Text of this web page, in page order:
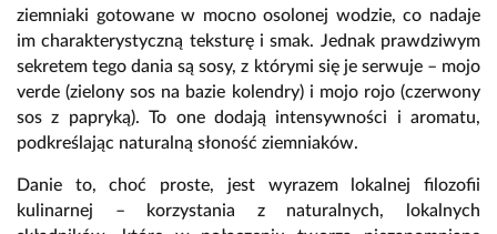
ziemniaki gotowane w mocno osolonej wodzie, co nadaje
im charakterystyczną teksturę i smak. Jednak prawdziwym
sekretem tego dania są sosy, z którymi się je serwuje – mojo
verde (zielony sos na bazie kolendry) i mojo rojo (czerwony
sos z papryką). To one dodają intensywności i aromatu,
podkreślając naturalną słoność ziemniaków.
Danie to, choć proste, jest wyrazem lokalnej filozofii
kulinarnej – korzystania z naturalnych, lokalnych